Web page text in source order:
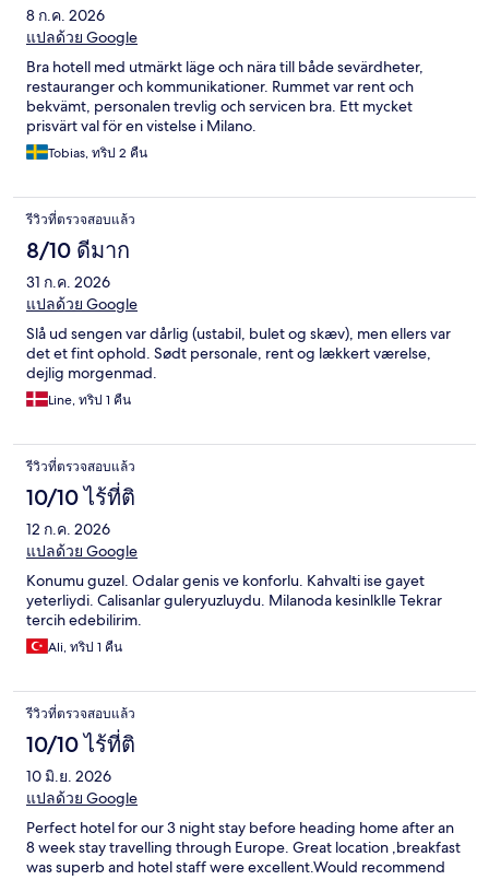
8 ก.ค. 2026
แปลด้วย Google
Bra hotell med utmärkt läge och nära till både sevärdheter,
restauranger och kommunikationer. Rummet var rent och
bekvämt, personalen trevlig och servicen bra. Ett mycket
prisvärt val för en vistelse i Milano.
Tobias, ทริป 2 คืน
รีวิวที่ตรวจสอบแล้ว
8/10 ดีมาก
31 ก.ค. 2026
แปลด้วย Google
Slå ud sengen var dårlig (ustabil, bulet og skæv), men ellers var
det et fint ophold. Sødt personale, rent og lækkert værelse,
dejlig morgenmad.
Line, ทริป 1 คืน
รีวิวที่ตรวจสอบแล้ว
10/10 ไร้ที่ติ
12 ก.ค. 2026
แปลด้วย Google
Konumu guzel. Odalar genis ve konforlu. Kahvalti ise gayet
yeterliydi. Calisanlar guleryuzluydu. Milanoda kesinlklle Tekrar
tercih edebilirim.
Ali, ทริป 1 คืน
รีวิวที่ตรวจสอบแล้ว
10/10 ไร้ที่ติ
10 มิ.ย. 2026
แปลด้วย Google
Perfect hotel for our 3 night stay before heading home after an
8 week stay travelling through Europe. Great location ,breakfast
was superb and hotel staff were excellent.Would recommend